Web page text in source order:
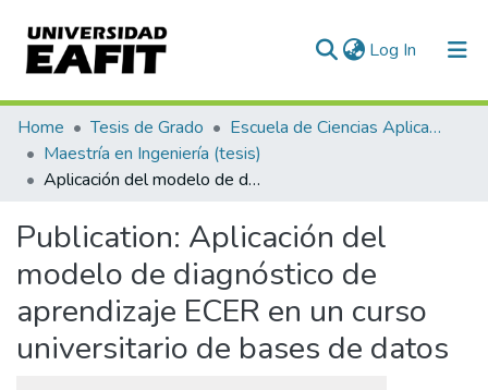
Log In (current)
Communities & Collections
All of DSpace
Home Tesis de Grado
Escuela de Ciencias Aplicadas e Ingeniería
Maestría en Ingeniería (tesis)
Aplicación del modelo de diagnóstico de aprendizaje ECER en un curso universitario de bases de datos
Publication: Aplicación del
modelo de diagnóstico de
aprendizaje ECER en un curso
universitario de bases de datos